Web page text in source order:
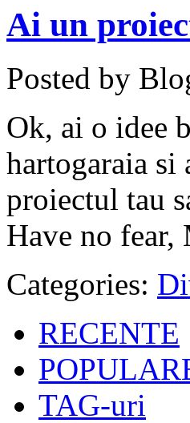
Ai un
Posted by
Ok, ai o idee
hartogaraia
proiectul tau
Have no fear,
Categories:
RECENTE
TAG-uri